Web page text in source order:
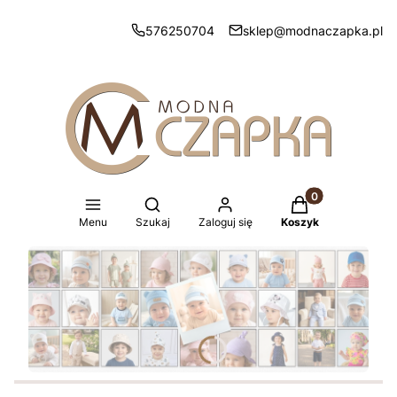
576250704 sklep@modnaczapka.pl
Menu
Otwórz wyszukiwarkę
Szukaj Zaloguj się
Produkty w
Koszyk